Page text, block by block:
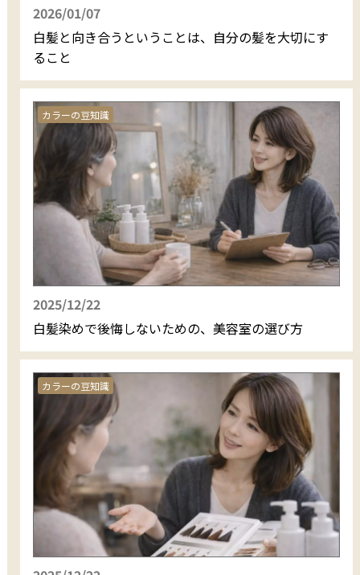
2026/01/07
白髪と向き合うということは、自分の髪を大切にす
ること
カラーの豆知識
2025/12/22
白髪染めで後悔しないための、美容室の選び方
カラーの豆知識